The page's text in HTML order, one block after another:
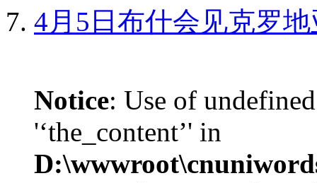
4月5日布什会见克罗
Notice: Use of
'‘the_content’' in